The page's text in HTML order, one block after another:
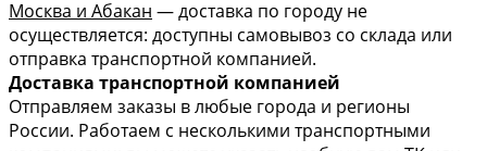
Москва и Абакан — доставка по городу не
осуществляется: доступны самовывоз со склада или
отправка транспортной компанией.
Доставка транспортной компанией
Отправляем заказы в любые города и регионы
России. Работаем с несколькими транспортными